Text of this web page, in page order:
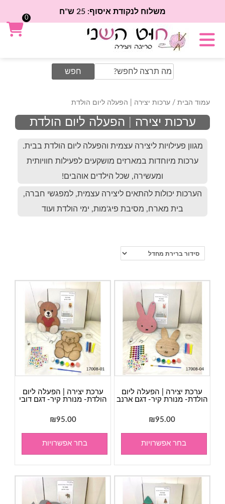
משלוח לנקודת איסוף: 25 ש"ח
Search
for:
עמוד הבית / ערכות יצירה | הפעלה ליום הולדת
ערכות יצירה | הפעלה ליום הולדת
מגוון פעילויות ליצירה עצמית והפעלה ליום הולדת בבית.
ערכות מיוחדות במארזים מושקעים לפעילות חוויותית
ומעשירה, שכל הילדים אוהבים!
הערכות יכולות להתאים ליצירה עצמית, למפגשי חברה,
בית מארח, מסיבת פיג'מות, ימי הולדת ועוד
ערכת יצירה | הפעלה ליום
הולדת- מנורת קיר- דגם ארנב
₪95.00
בחר אפשרויות
ערכת יצירה | הפעלה ליום
הולדת- מנורת קיר- דגם דובי
₪95.00
בחר אפשרויות
0